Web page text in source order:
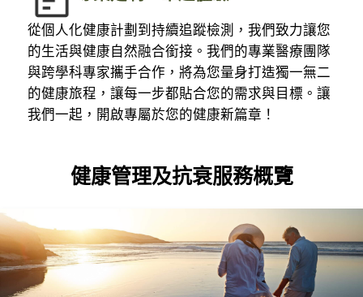
從個人化健康計劃到持續追蹤檢測，我們致力讓您
的生活與健康自然融合銜接。我們的專業醫療團隊
與跨學科專家攜手合作，將為您量身打造獨一無二
的健康旅程，讓每一步都貼合您的需求與目標。讓
我們一起，開啟專屬於您的健康新篇章！
健康管理及抗衰服務概覽